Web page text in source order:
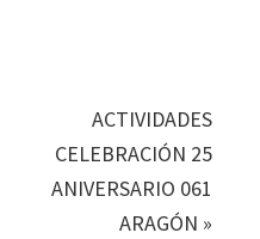
ACTIVIDADES
CELEBRACIÓN 25
ANIVERSARIO 061
ARAGÓN »